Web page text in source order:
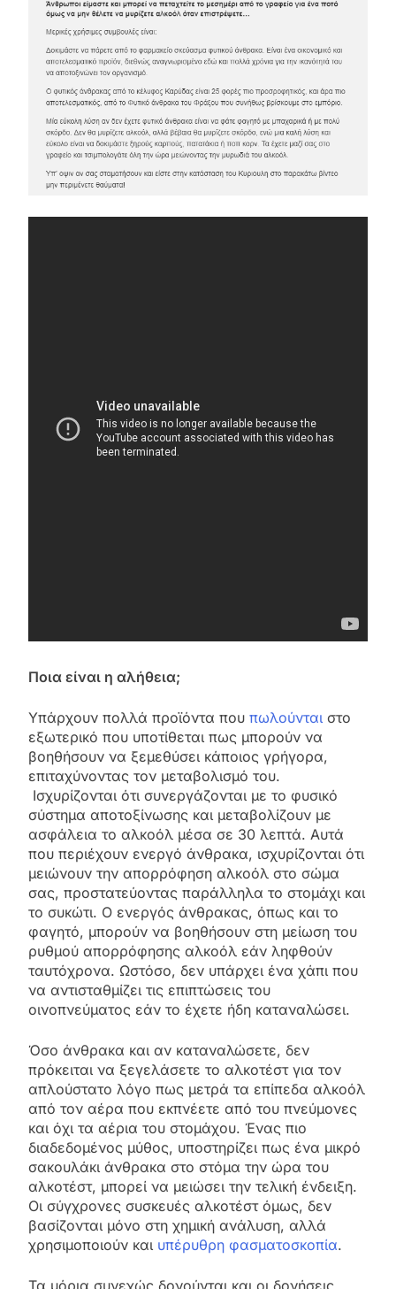
Ποια είναι η αλήθεια;
Υπάρχουν πολλά προϊόντα που πωλούνται στο
εξωτερικό που υποτίθεται πως μπορούν να
βοηθήσουν να ξεμεθύσει κάποιος γρήγορα,
επιταχύνοντας τον μεταβολισμό του.
Ισχυρίζονται ότι συνεργάζονται με το φυσικό
σύστημα αποτοξίνωσης και μεταβολίζουν με
ασφάλεια το αλκοόλ μέσα σε 30 λεπτά. Αυτά
που περιέχουν ενεργό άνθρακα, ισχυρίζονται ότι
μειώνουν την απορρόφηση αλκοόλ στο σώμα
σας, προστατεύοντας παράλληλα το στομάχι και
το συκώτι. Ο ενεργός άνθρακας, όπως και το
φαγητό, μπορούν να βοηθήσουν στη μείωση του
ρυθμού απορρόφησης αλκοόλ εάν ληφθούν
ταυτόχρονα. Ωστόσο, δεν υπάρχει ένα χάπι που
να αντισταθμίζει τις επιπτώσεις του
οινοπνεύματος εάν το έχετε ήδη καταναλώσει.
Όσο άνθρακα και αν καταναλώσετε, δεν
πρόκειται να ξεγελάσετε το αλκοτέστ για τον
απλούστατο λόγο πως μετρά τα επίπεδα αλκοόλ
από τον αέρα που εκπνέετε από του πνεύμονες
και όχι τα αέρια του στομάχου. Ένας πιο
διαδεδομένος μύθος, υποστηρίζει πως ένα μικρό
σακουλάκι άνθρακα στο στόμα την ώρα του
αλκοτέστ, μπορεί να μειώσει την τελική ένδειξη.
Οι σύγχρονες συσκευές αλκοτέστ όμως, δεν
βασίζονται μόνο στη χημική ανάλυση, αλλά
χρησιμοποιούν και υπέρυθρη φασματοσκοπία.